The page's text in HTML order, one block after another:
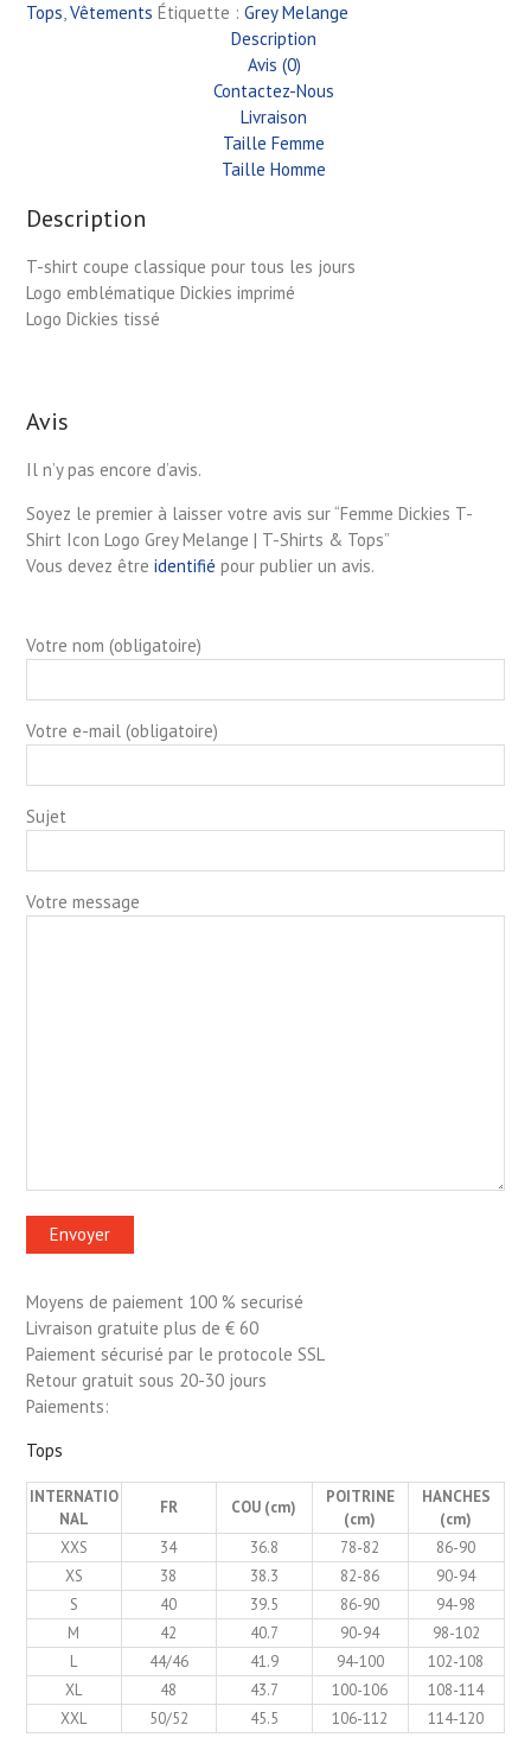
Tops,Vêtements Étiquette : Grey Melange
Description
Avis (0)
Contactez-Nous
Livraison
Taille Femme
Taille Homme
Description
T-shirt coupe classique pour tous les jours
Logo emblématique Dickies imprimé
Logo Dickies tissé
Avis
Il n’y pas encore d’avis.
Soyez le premier à laisser votre avis sur “Femme Dickies T-
Shirt Icon Logo Grey Melange | T-Shirts & Tops”
Vous devez être identifié pour publier un avis.
Votre nom (obligatoire)
Votre e-mail (obligatoire)
Sujet
Votre message
Moyens de paiement 100 % securisé
Livraison gratuite plus de € 60
Paiement sécurisé par le protocole SSL
Retour gratuit sous 20-30 jours
Paiements:
Tops
INTERNATIO
NAL
FR COU (cm)
POITRINE
(cm)
HANCHES
(cm)
XXS
34 36.8 78-82
86-90
XS
38 38.3 82-86
90-94
S
40 39.5 86-90
94-98
M
42 40.7 90-94
98-102
L
44/46 41.9 94-100
102-108
XL
48 43.7 100-106
108-114
XXL
50/52 45.5 106-112 114-120